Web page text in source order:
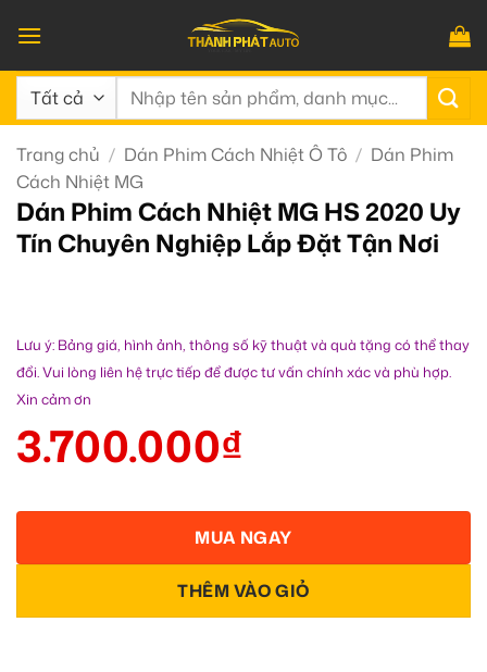
qua
nội
dung
Tìm
Trang chủ / Dán Phim Cách Nhiệt Ô Tô / Dán Phim
Cách Nhiệt MG
Dán Phim Cách Nhiệt MG HS 2020 Uy
Tín Chuyên Nghiệp Lắp Đặt Tận Nơi
Lưu ý: Bảng giá, hình ảnh, thông số kỹ thuật và quà tặng có thể thay
đổi. Vui lòng liên hệ trực tiếp để được tư vấn chính xác và phù hợp.
Xin cảm ơn
3.700.000₫
THÊM VÀO GIỎ
MUA NGAY